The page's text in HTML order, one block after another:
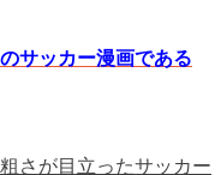
サッカー漫画である
さが目立ったサッカー